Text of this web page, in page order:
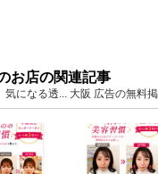
お店の関連記事
気になる透... 大阪 広告の無料